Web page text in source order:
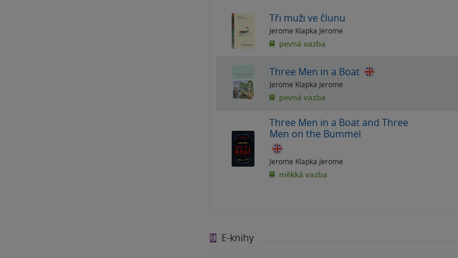
Tři muži ve člunu
Jerome Klapka Jerome
pevná vazba
Three Men in a Boat
Jerome Klapka Jerome
pevná vazba
Three Men in a Boat and Three
Men on the Bummel
Jerome Klapka Jerome
měkká vazba
E-knihy